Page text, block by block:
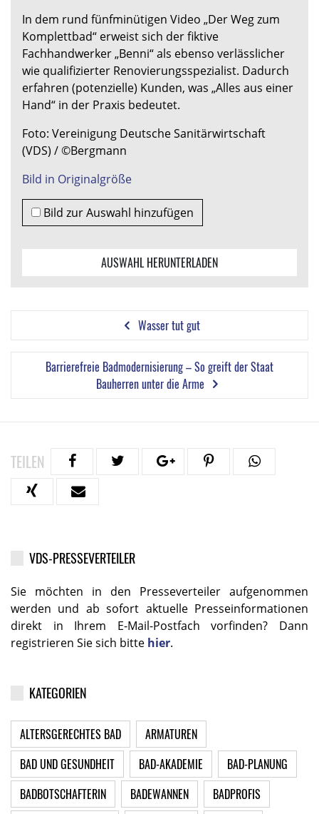
In dem rund fünfminütigen Video „Der Weg zum
Komplettbad“ erweist sich der fiktive
Fachhandwerker „Benni“ als ebenso verlässlicher
wie qualifizierter Renovierungsspezialist. Dadurch
erfahren (potenzielle) Kunden, was „Alles aus einer
Hand“ in der Praxis bedeutet.
Foto: Vereinigung Deutsche Sanitärwirtschaft
(VDS) / ©Bergmann
Bild in Originalgröße
Bild zur Auswahl hinzufügen
AUSWAHL HERUNTERLADEN
Wasser tut gut
Barrierefreie Badmodernisierung – So greift der Staat
Bauherren unter die Arme
TEILEN
VDS-PRESSEVERTEILER
Sie möchten in den Presseverteiler aufgenommen
werden und ab sofort aktuelle Presseinformationen
direkt in Ihrem E-Mail-Postfach vorfinden? Dann
registrieren Sie sich bitte hier.
KATEGORIEN
ALTERSGERECHTES BAD
ARMATUREN
BAD UND GESUNDHEIT
BAD-AKADEMIE
BAD-PLANUNG
BADBOTSCHAFTERIN
BADEWANNEN
BADPROFIS